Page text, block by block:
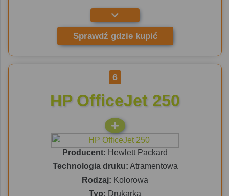
Sprawdź gdzie kupić
6
HP OfficeJet 250
Producent: Hewlett Packard
Technologia druku: Atramentowa
Rodzaj: Kolorowa
Typ: Drukarka